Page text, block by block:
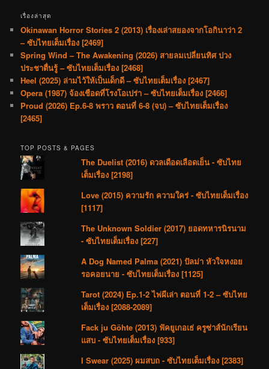
เรื่องล่าสุด
Okinawan Horror Stories 2 (2013) เรื่องเล่าสยองจากโอกินาว่า 2
– ซับไทยเต็มเรื่อง [2469]
Spring Wind – The Awakening (2026) สายลมเปลี่ยนทิศ ปวง
ประชาตื่นรู้ – ซับไทยเต็มเรื่อง [2468]
Heel (2025) ล่ามไว้ให้เป็นเด็กดี – ซับไทยเต็มเรื่อง [2467]
Opera (1987) จ้องเชือดที่โรงโอเปร่า – ซับไทยเต็มเรื่อง [2466]
Proud (2026) Ep.6-8 พราว ตอนที่ 6-8 (จบ) – ซับไทยเต็มเรื่อง
[2465]
TOP POSTS & PAGES
The Duelist (2016) ดวลเดือดเลือดเย็น - ซับไทย
เต็มเรื่อง [2198]
Love (2015) ความรัก ความใคร่ - ซับไทยเต็มเรื่อง
[1117]
The Unknown Soldier (2017) ยอดทหารนิรนาม
- ซับไทยเต็มเรื่อง [227]
A Dog Named Palma (2021) ปัลม่า หัวใจหงอย
รอคอยนาย - ซับไทยเต็มเรื่อง [1125]
Tarot (2024) Ep.1-2 ไพ่ผีเล่า ตอนที่ 1-2 – ซับไทย
เต็มเรื่อง [2088-2089]
Fack ju Göhte (2013) ฟัคยูเกอเธ่ ครูซ่าส์นักเรียน
แสบ - ซับไทยเต็มเรื่อง [933]
I Swear (2025) ผมสบถ - ซับไทยเต็มเรื่อง [2383]